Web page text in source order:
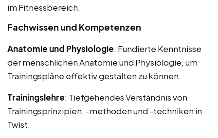
im Fitnessbereich.
Fachwissen und Kompetenzen
Anatomie und Physiologie: Fundierte Kenntnisse
der menschlichen Anatomie und Physiologie, um
Trainingspläne effektiv gestalten zu können.
Trainingslehre: Tiefgehendes Verständnis von
Trainingsprinzipien, -methoden und -techniken in
Twist.